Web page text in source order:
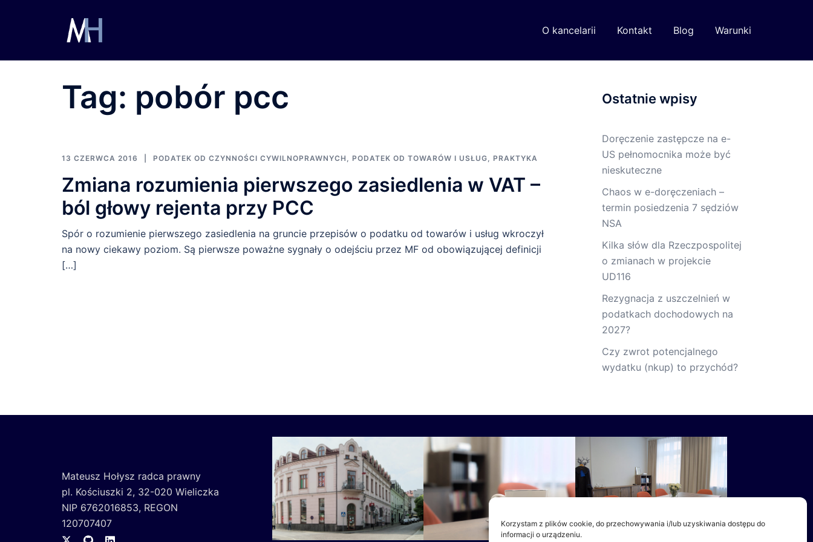
Korzystam z plików cookie, do przechowywania i/lub uzyskiwania dostępu do
informacji o urządzeniu.
O kancelarii Kontakt Blog Warunki
Tag: pobór pcc
13 CZERWCA 2016 PODATEK OD CZYNNOŚCI CYWILNOPRAWNYCH , PODATEK OD TOWARÓW I USŁUG, PRAKTYKA
Zmiana rozumienia pierwszego zasiedlenia w VAT –
ból głowy rejenta przy PCC
Spór o rozumienie pierwszego zasiedlenia na gruncie przepisów o podatku od towarów i usług wkroczył
na nowy ciekawy poziom. Są pierwsze poważne sygnały o odejściu przez MF od obowiązującej definicji
[…]
Ostatnie wpisy
Doręczenie zastępcze na e-
US pełnomocnika może być
nieskuteczne
Chaos w e-doręczeniach –
termin posiedzenia 7 sędziów
NSA
Kilka słów dla Rzeczpospolitej
o zmianach w projekcie
UD116
Rezygnacja z uszczelnień w
podatkach dochodowych na
2027?
Czy zwrot potencjalnego
wydatku (nkup) to przychód?
Mateusz Hołysz radca prawny
pl. Kościuszki 2, 32-020 Wieliczka
NIP 6762016853, REGON
120707407